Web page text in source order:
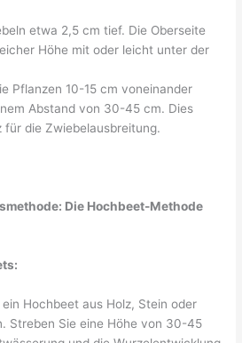
etwa 2,5 cm tief. Die Oberseite
Höhe mit oder leicht unter der
Pflanzen 10-15 cm voneinander
Abstand von 30-45 cm. Dies
die Zwiebelausbreitung.
Die Hochbeet-Methode
Hochbeet aus Holz, Stein oder
Streben Sie eine Höhe von 30-45